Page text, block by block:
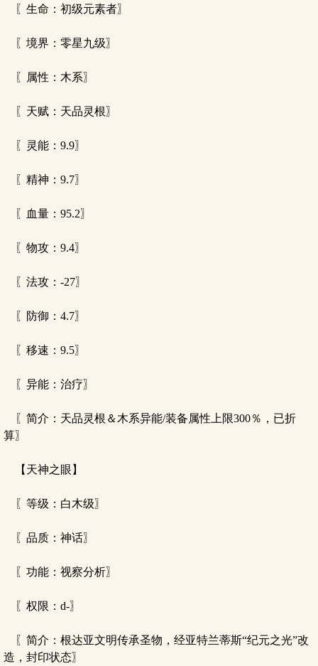
〖生命：初级元素者〗
〖境界：零星九级〗
〖属性：木系〗
〖天赋：天品灵根〗
〖灵能：9.9〗
〖精神：9.7〗
〖血量：95.2〗
〖物攻：9.4〗
〖法攻：-27〗
〖防御：4.7〗
〖移速：9.5〗
〖异能：治疗〗
〖简介：天品灵根＆木系异能/装备属性上限300％，已折
算〗
【天神之眼】
〖等级：白木级〗
〖品质：神话〗
〖功能：视察分析〗
〖权限：d-〗
〖简介：根达亚文明传承圣物，经亚特兰蒂斯“纪元之光”改
造，封印状态〗